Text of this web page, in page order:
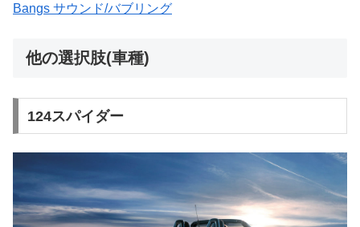
Bangs サウンド/バブリング
他の選択肢(車種)
124スパイダー